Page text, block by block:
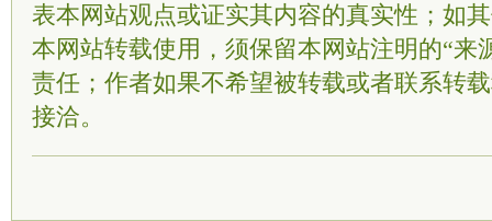
表本网站观点或证实其内容的真实性；如
本网站转载使用，须保留本网站注明的“来
责任；作者如果不希望被转载或者联系转
接洽。